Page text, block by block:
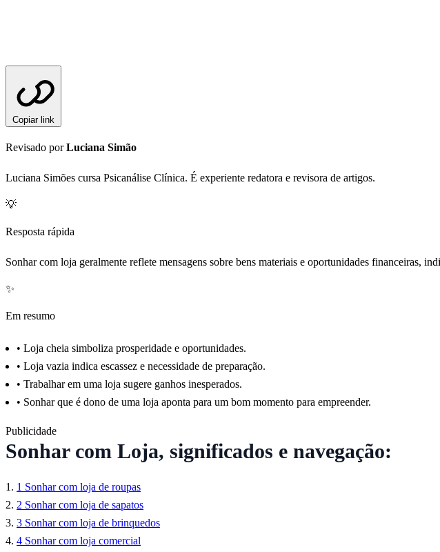
Copiar link
Revisado porLuciana Simão
Luciana Simões cursa Psicanálise Clínica. É experiente redatora e revisora de artigos.
💡
Resposta rápida
Sonhar com loja geralmente reflete mensagens sobre bens materiais e oportunidades financeiras,
✨
Em resumo
• Loja cheia simboliza prosperidade e oportunidades.
• Loja vazia indica escassez e necessidade de preparação.
• Trabalhar em uma loja sugere ganhos inesperados.
• Sonhar que é dono de uma loja aponta para um bom momento para empreender.
Publicidade
Sonhar com Loja, significados e navegação:
1 Sonhar com loja de roupas
2 Sonhar com loja de sapatos
3 Sonhar com loja de brinquedos
4 Sonhar com loja comercial